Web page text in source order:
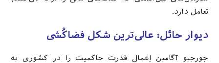
تعامل دارد.
دیوار حائل: عالی‌ترین شکل فضاکُشی
جورجیو آگامبن اِعمال قدرت حاکمیت را در کشوری به